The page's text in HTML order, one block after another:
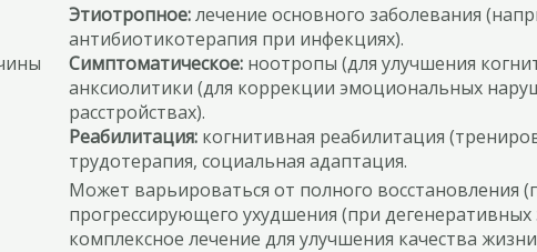
Этиотропное:лечение основного заболевания
антибиотикотерапия при инфекциях).
Симптоматическое: ноотропы (для улучшения
анксиолитики (для коррекции эмоциональных
расстройствах).
Реабилитация: когнитивная реабилитация
трудотерапия, социальная адаптация.
Может варьироваться от полного восстановления
прогрессирующего ухудшения (при
комплексное лечение для улучшения качества